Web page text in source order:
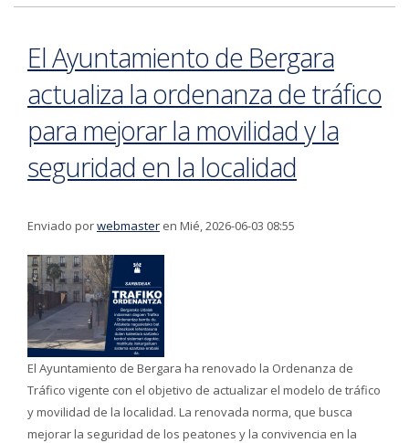
El Ayuntamiento de Bergara
actualiza la ordenanza de tráfico
para mejorar la movilidad y la
seguridad en la localidad
Enviado porwebmaster en Mié, 2026-06-03 08:55
El Ayuntamiento de Bergara ha renovado la Ordenanza de
Tráfico vigente con el objetivo de actualizar el modelo de tráfico
y movilidad de la localidad. La renovada norma, que busca
mejorar la seguridad de los peatones y la convivencia en la